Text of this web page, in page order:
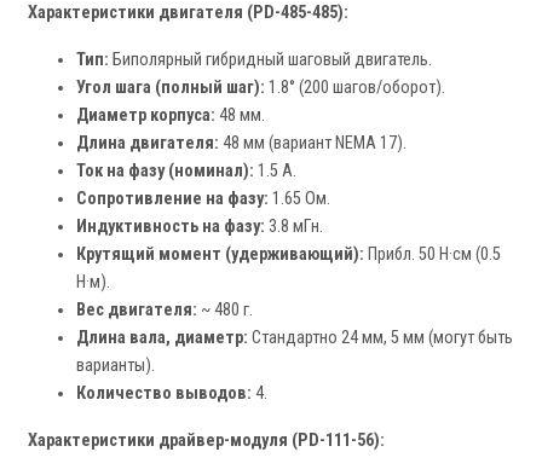
Характеристики двигателя (PD-485-485):
Тип: Биполярный гибридный шаговый двигатель.
Угол шага (полный шаг): 1.8° (200 шагов/оборот).
Диаметр корпуса: 48 мм.
Длина двигателя: 48 мм (вариант NEMA 17).
Ток на фазу (номинал): 1.5 А.
Сопротивление на фазу: 1.65 Ом.
Индуктивность на фазу: 3.8 мГн.
Крутящий момент (удерживающий): Прибл. 50 Н·см (0.5
Н·м).
Вес двигателя: ~ 480 г.
Длина вала, диаметр: Стандартно 24 мм, 5 мм (могут быть
варианты).
Количество выводов: 4.
Характеристики драйвер-модуля (PD-111-56):